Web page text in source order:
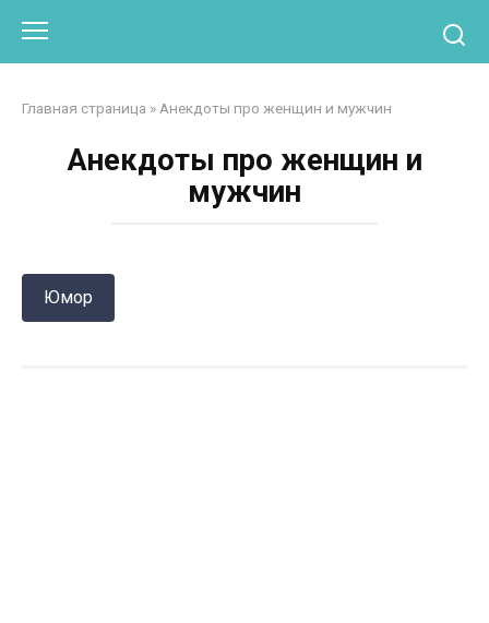
контенту
Главная страница » Анекдоты про женщин и мужчин
Анекдоты про женщин и
мужчин
Юмор